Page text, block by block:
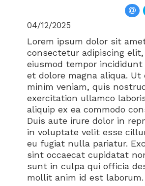
04/12/2025
Lorem ipsum dolor sit
consectetur adipiscing elit,
eiusmod tempor
et dolore magna aliqua. Ut
minim veniam, quis
exercitation ullamco
aliquip ex ea commodo
Duis aute irure dolor in
in voluptate velit esse
eu fugiat nulla pariatur.
sint occaecat cupidatat
sunt in culpa qui officia
mollit anim id est laborum.